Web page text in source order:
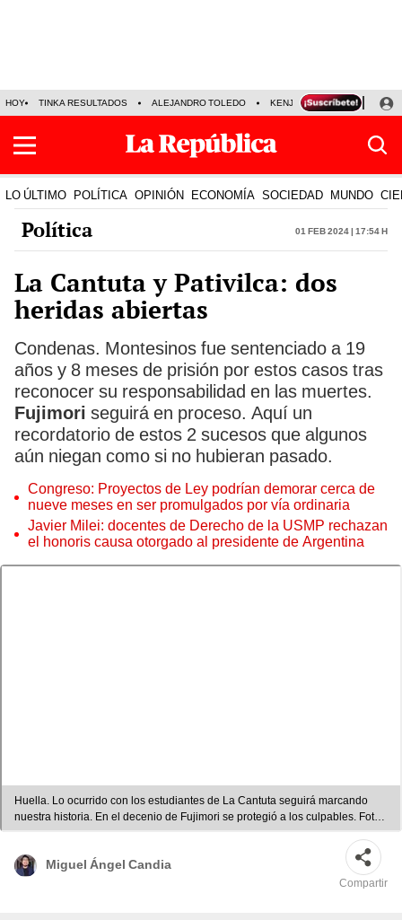
HOY TINKA RESULTADOS ALEJANDRO TOLEDO KENJI FUJIMORI
LO ÚLTIMO POLÍTICA OPINIÓN ECONOMÍA SOCIEDAD MUNDO
Política 01 Feb 2024 | 17:54 h
La Cantuta y Pativilca: dos
heridas abiertas
Condenas. Montesinos fue sentenciado a 19
años y 8 meses de prisión por estos casos tras
reconocer su responsabilidad en las muertes.
Fujimori seguirá en proceso. Aquí un
recordatorio de estos 2 sucesos que algunos
aún niegan como si no hubieran pasado.
Congreso: Proyectos de Ley podrían demorar cerca de
nueve meses en ser promulgados por vía ordinaria
Javier Milei: docentes de Derecho de la USMP rechazan
el honoris causa otorgado al presidente de Argentina
Huella. Lo ocurrido con los estudiantes de La Cantuta seguirá marcando
nuestra historia. En el decenio de Fujimori se protegió a los culpables. Foto:
difusión
Miguel Ángel Candia
Compartir